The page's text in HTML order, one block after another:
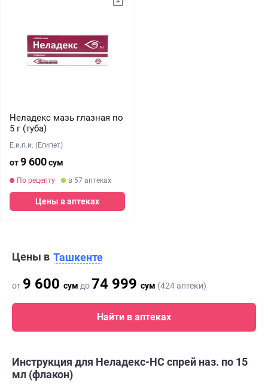
Неладекс мазь глазная по
5 г (туба)
Е.и.п.и. (Египет)
от9 600сум
По рецепту в 57 аптеках
Цены в аптеках
Цены в Ташкенте
от 9 600 сум до74 999 сум (424 аптеки)
Найти в аптеках
Инструкция для Неладекс-НС спрей наз. по 15
мл (флакон)